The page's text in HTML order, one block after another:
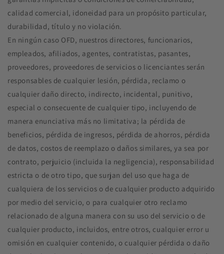
calidad comercial, idoneidad para un propósito particular,
durabilidad, título y no violación.
En ningún caso OFD, nuestros directores, funcionarios,
empleados, afiliados, agentes, contratistas, pasantes,
proveedores, proveedores de servicios o licenciantes serán
responsables de cualquier lesión, pérdida, reclamo o
cualquier daño directo, indirecto, incidental, punitivo,
especial o consecuente de cualquier tipo, incluyendo de
manera enunciativa más no limitativa; la pérdida de
beneficios, pérdida de ingresos, pérdida de ahorros, pérdida
de datos, costos de reemplazo o daños similares, ya sea por
contrato, perjuicio (incluida la negligencia), responsabilidad
estricta o de otro tipo, que surjan del uso que haga de
cualquiera de los servicios o de cualquier producto adquirido
por medio del servicio, o para cualquier otro reclamo
relacionado de alguna manera con su uso del servicio o de
cualquier producto, incluidos, entre otros, cualquier error u
omisión en cualquier contenido, o cualquier pérdida o daño